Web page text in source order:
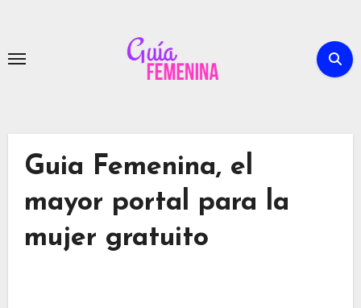
contenido
Guia Femenina, el
mayor portal para la
mujer gratuito